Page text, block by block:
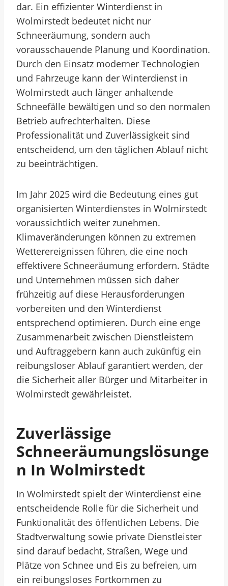
dar. Ein effizienter Winterdienst in
Wolmirstedt bedeutet nicht nur
Schneeräumung, sondern auch
vorausschauende Planung und Koordination.
Durch den Einsatz moderner Technologien
und Fahrzeuge kann der Winterdienst in
Wolmirstedt auch länger anhaltende
Schneefälle bewältigen und so den normalen
Betrieb aufrechterhalten. Diese
Professionalität und Zuverlässigkeit sind
entscheidend, um den täglichen Ablauf nicht
zu beeinträchtigen.
Im Jahr 2025 wird die Bedeutung eines gut
organisierten Winterdienstes in Wolmirstedt
voraussichtlich weiter zunehmen.
Klimaveränderungen können zu extremen
Wetterereignissen führen, die eine noch
effektivere Schneeräumung erfordern. Städte
und Unternehmen müssen sich daher
frühzeitig auf diese Herausforderungen
vorbereiten und den Winterdienst
entsprechend optimieren. Durch eine enge
Zusammenarbeit zwischen Dienstleistern
und Auftraggebern kann auch zukünftig ein
reibungsloser Ablauf garantiert werden, der
die Sicherheit aller Bürger und Mitarbeiter in
Wolmirstedt gewährleistet.
Zuverlässige
Schneeräumungslösunge
N In Wolmirstedt
In Wolmirstedt spielt der Winterdienst eine
entscheidende Rolle für die Sicherheit und
Funktionalität des öffentlichen Lebens. Die
Stadtverwaltung sowie private Dienstleister
sind darauf bedacht, Straßen, Wege und
Plätze von Schnee und Eis zu befreien, um
ein reibungsloses Fortkommen zu